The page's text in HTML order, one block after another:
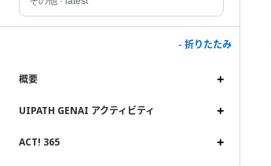
- 折りたたみ
概要
UIPATH GENAI アクティビティ
ACT! 365